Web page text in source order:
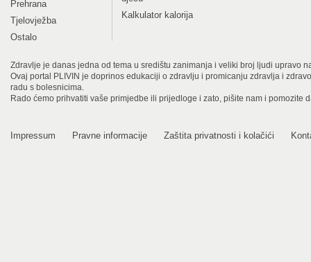
Prehrana
Tjelovježba
Ostalo
Kalkulator kalorija
Zdravlje je danas jedna od tema u središtu zanimanja i veliki broj ljudi upravo
Ovaj portal PLIVIN je doprinos edukaciji o zdravlju i promicanju zdravlja i
radu s bolesnicima.
Rado ćemo prihvatiti vaše primjedbe ili prijedloge i zato, pišite nam i pomozite
Impressum Pravne informacije Zaštita privatnosti i kolačići